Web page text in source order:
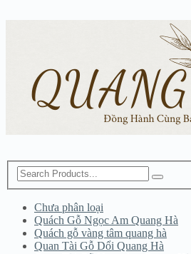
Chưa phân loại
Quách Gỗ Ngọc Am Quang Hà
Quách gỗ vàng tâm quang hà
Quan Tài Gỗ Dổi Quang Hà